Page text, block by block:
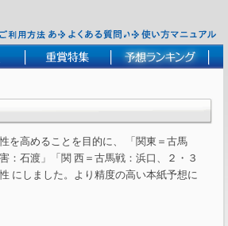
を高めることを目的に、 「関東＝古馬
：石渡」「関 西＝古馬戦：浜口、２・３
にしました。より精度の高い本紙予想に